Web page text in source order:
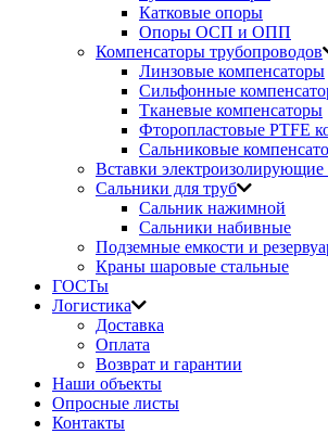
Катковые опоры
Опоры ОСП и ОПП
Компенсаторы трубопроводов
Линзовые компенсаторы
Сильфонные
Тканевые компенсаторы
Фторопластовые PTFE
Сальниковые
Вставки
Сальники для труб
Сальник нажимной
Сальники набивные
Подземные емкости и
Краны шаровые стальные
ГОСТы
Логистика
Доставка
Оплата
Возврат и гарантии
Наши объекты
Опросные листы
Контакты